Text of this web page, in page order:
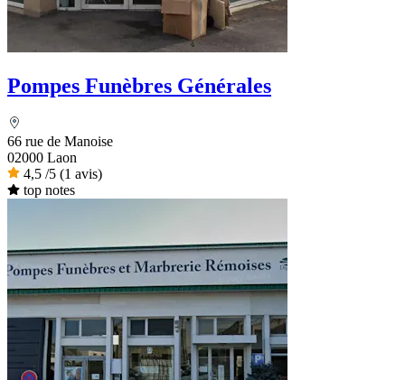
Pompes Funèbres Générales
66 rue de Manoise
02000 Laon
4,5 /5 (1 avis)
top notes